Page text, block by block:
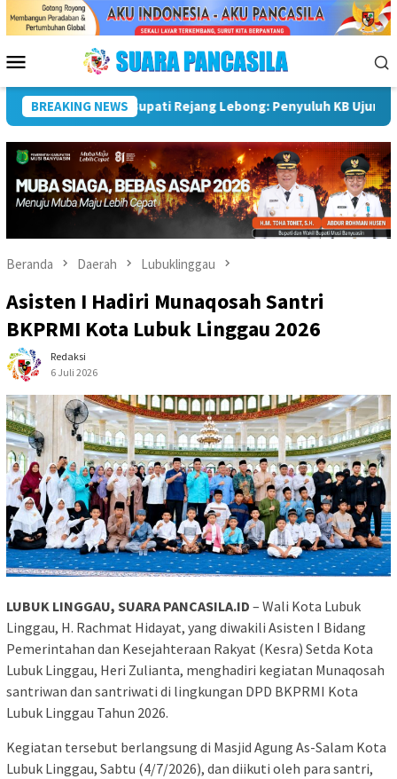
Menu
Mobile
BREAKING NEWS
Pembangunan Keluarga Sekda Pimpin Rapat, Pemkab
Beranda Daerah Lubuklinggau
Asisten I Hadiri Munaqosah Santri
BKPRMI Kota Lubuk Linggau 2026
Redaksi
6 Juli 2026
LUBUK LINGGAU, SUARA PANCASILA.ID – Wali Kota Lubuk
Linggau, H. Rachmat Hidayat, yang diwakili Asisten I Bidang
Pemerintahan dan Kesejahteraan Rakyat (Kesra) Setda Kota
Lubuk Linggau, Heri Zulianta, menghadiri kegiatan Munaqosah
santriwan dan santriwati di lingkungan DPD BKPRMI Kota
Lubuk Linggau Tahun 2026.
Kegiatan tersebut berlangsung di Masjid Agung As-Salam Kota
Lubuk Linggau, Sabtu (4/7/2026), dan diikuti oleh para santri,